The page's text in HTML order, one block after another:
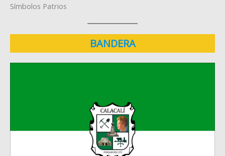
Símbolos Patrios
BANDERA